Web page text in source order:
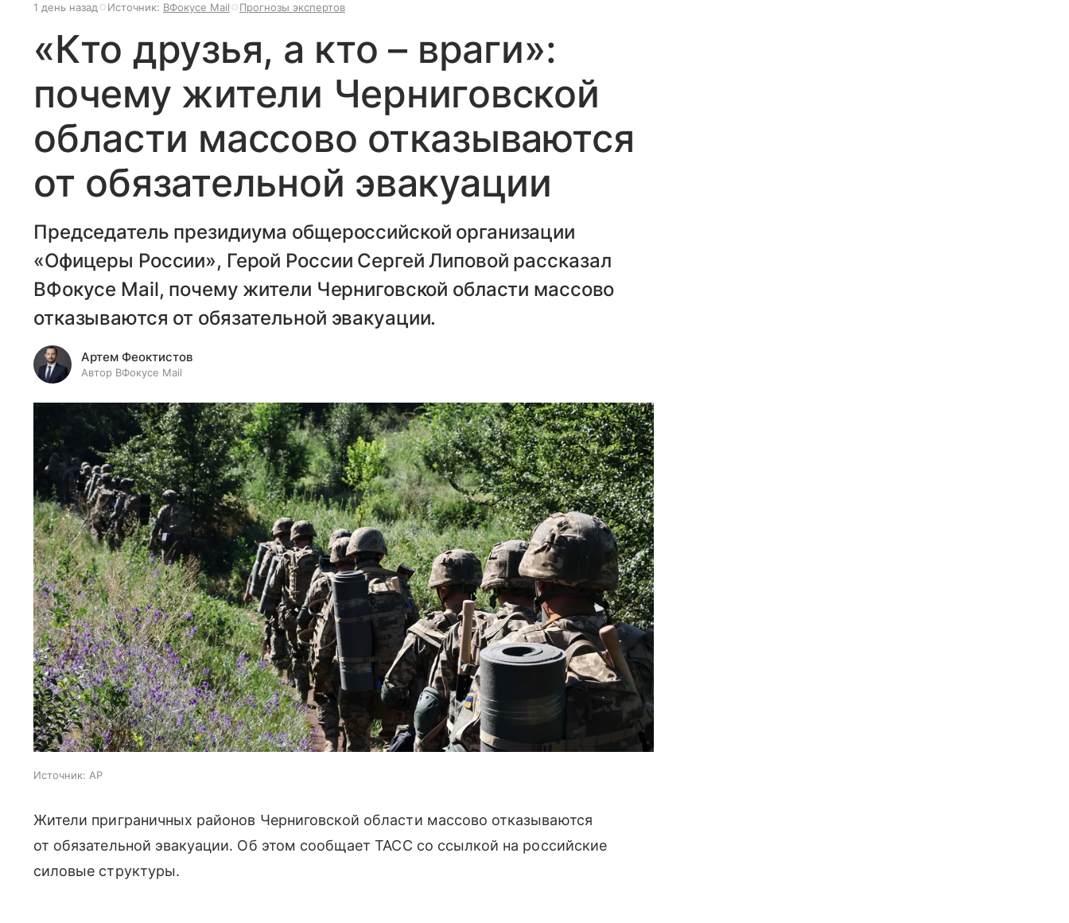
1 день назад Источник: ВФокусе Mail Прогнозы экспертов
«Кто друзья, а кто – враги»:
почему жители Черниговской
области массово отказываются
от обязательной эвакуации
Председатель президиума общероссийской организации
«Офицеры России», Герой России Сергей Липовой рассказал
ВФокусе Mail, почему жители Черниговской области массово
отказываются от обязательной эвакуации.
Артем Феоктистов
Автор ВФокусе Mail
Источник: AP
Жители приграничных районов Черниговской области массово отказываются
от обязательной эвакуации. Об этом сообщает ТАСС со ссылкой на российские
силовые структуры.